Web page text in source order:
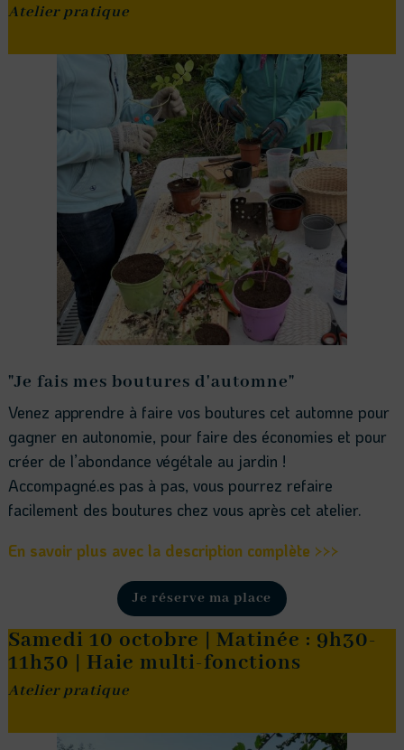
Atelier pratique
"Je fais mes boutures d'automne"
Venez apprendre à faire vos boutures cet automne pour
gagner en autonomie, pour faire des économies et pour
créer de l’abondance végétale au jardin !
Accompagné.es pas à pas, vous pourrez refaire
facilement des boutures chez vous après cet atelier.
En savoir plus avec la description complète >>>
Je réserve ma place
Samedi 10 octobre | Matinée : 9h30-
11h30 | Haie multi-fonctions
Atelier pratique